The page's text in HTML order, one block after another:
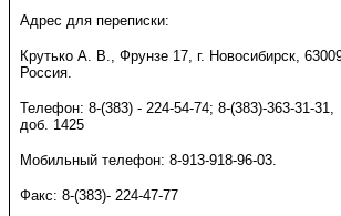
Адрес для переписки:
Крутько А. В., Фрунзе 17, г. Новосибирск,
Россия.
Телефон: 8-(383) - 224-54-74; 8-(383)-363-31-31,
доб. 1425
Мобильный телефон: 8-913-918-96-03.
Факс: 8-(383)- 224-47-77